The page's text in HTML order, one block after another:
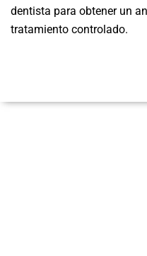
dentista para obtener un
tratamiento controlado.